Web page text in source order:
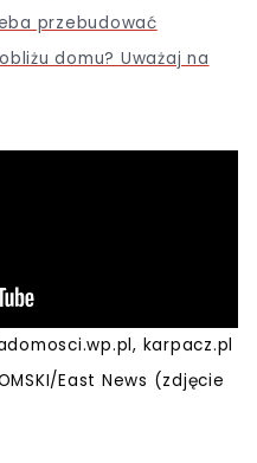
przebudować
domu? Uważaj na
karpacz.pl
East News (zdjęcie